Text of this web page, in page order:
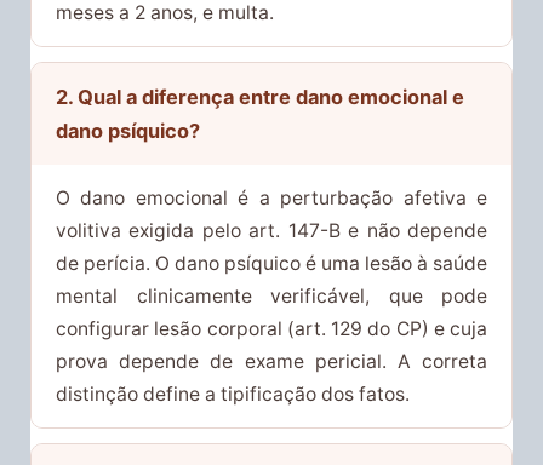
meses a 2 anos, e multa.
2. Qual a diferença entre dano emocional e
dano psíquico?
O dano emocional é a perturbação afetiva e
volitiva exigida pelo art. 147-B e não depende
de perícia. O dano psíquico é uma lesão à saúde
mental clinicamente verificável, que pode
configurar lesão corporal (art. 129 do CP) e cuja
prova depende de exame pericial. A correta
distinção define a tipificação dos fatos.